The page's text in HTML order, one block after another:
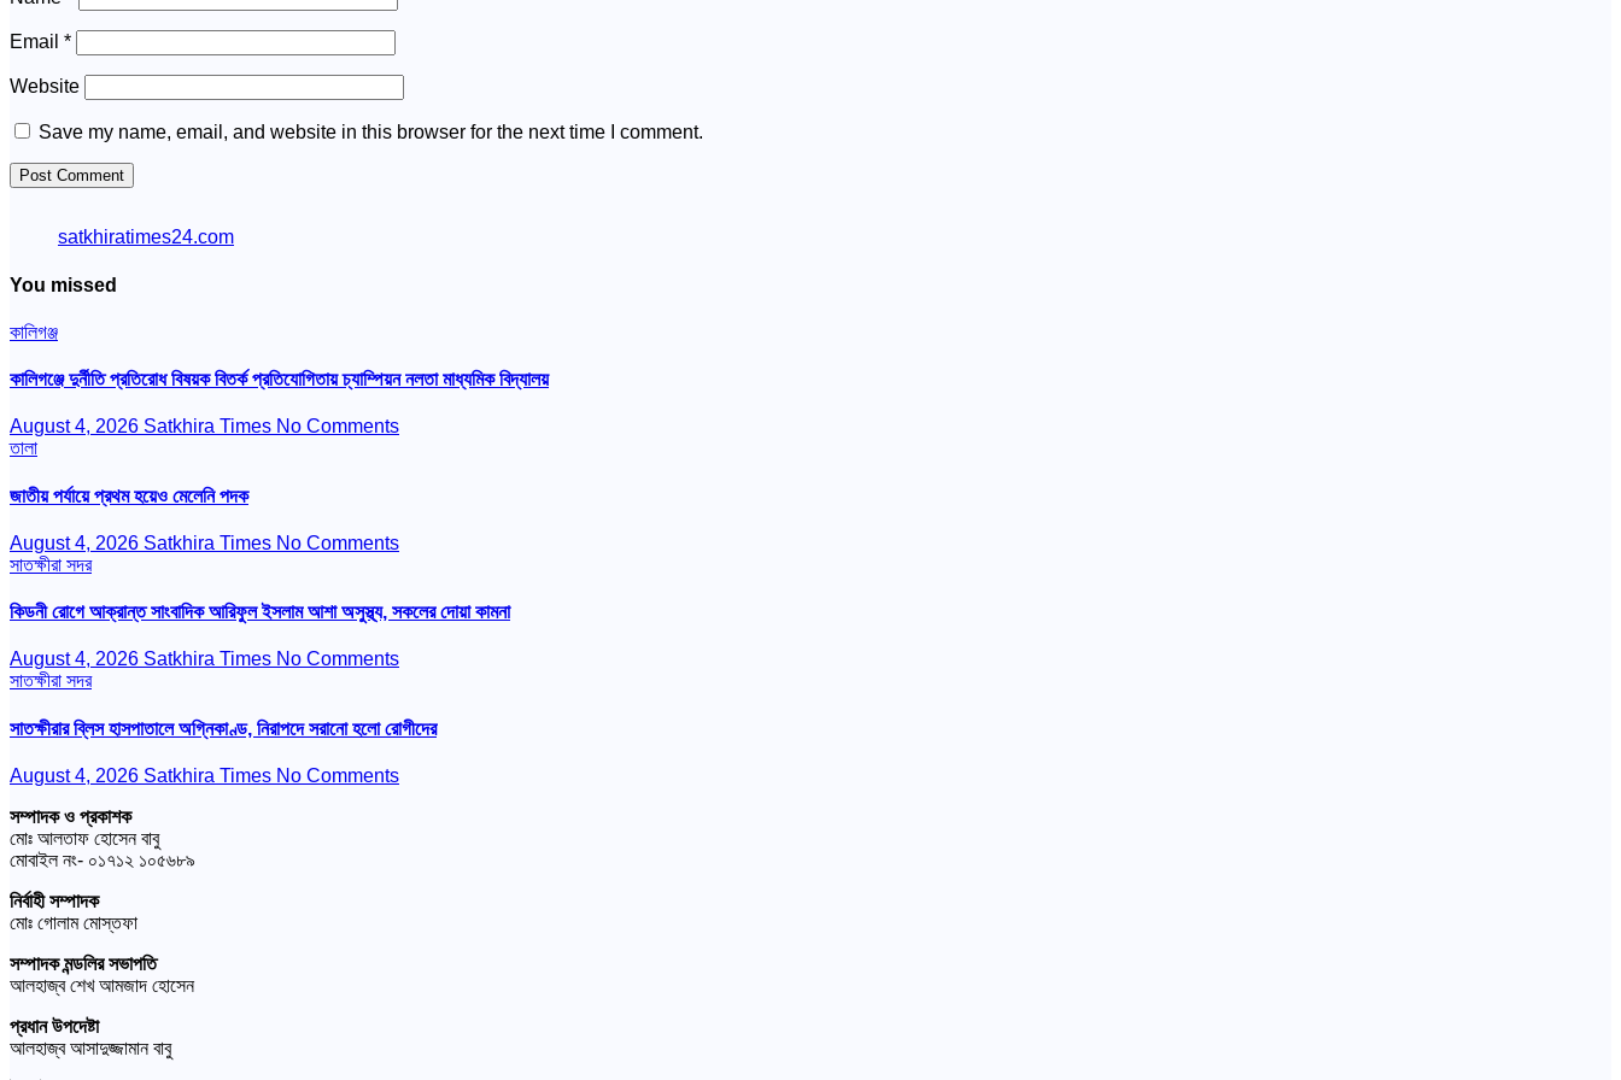
Email *
Website
Save my name, email, and website in this browser for the next time I comment.
satkhiratimes24.com
You missed
কালিগঞ্জ
কালিগঞ্জে দুর্নীতি প্রতিরোধ বিষয়ক বিতর্ক প্রতিযোগিতায় চ্যাম্পিয়ন নলতা মাধ্যমিক বিদ্যালয়
August 4, 2026 Satkhira Times No Comments
তালা
জাতীয় পর্যায়ে প্রথম হয়েও মেলেনি পদক
August 4, 2026 Satkhira Times No Comments
সাতক্ষীরা সদর
কিডনী রোগে আক্রান্ত সাংবাদিক আরিফুল ইসলাম আশা অসুস্থ্য, সকলের দোয়া কামনা
August 4, 2026 Satkhira Times No Comments
সাতক্ষীরা সদর
সাতক্ষীরার ব্লিস হাসপাতালে অগ্নিকাণ্ড, নিরাপদে সরানো হলো রোগীদের
August 4, 2026 Satkhira Times No Comments
সম্পাদক ও প্রকাশক
মোঃ আলতাফ হোসেন বাবু
মোবাইল নং- ০১৭১২ ১০৫৬৮৯
নির্বাহী সম্পাদক
মোঃ গোলাম মোস্তফা
সম্পাদক মন্ডলির সভাপতি
আলহাজ্ব শেখ আমজাদ হোসেন
প্রধান উপদেষ্টা
আলহাজ্ব আসাদুজ্জামান বাবু